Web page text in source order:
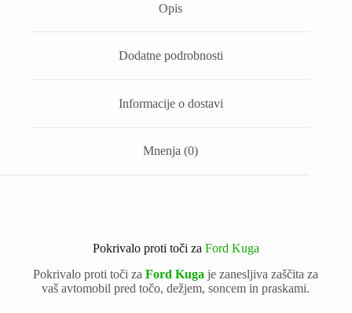
Opis
Dodatne podrobnosti
Informacije o dostavi
Mnenja (0)
Pokrivalo proti toči za Ford Kuga
Pokrivalo proti toči zaFord Kuga je zanesljiva zaščita za
vaš avtomobil pred točo, dežjem, soncem in praskami.